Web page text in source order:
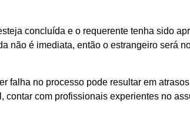
concluída e o requerente tenha sido
não é imediata, então o estrangeiro será
falha no processo pode resultar em
contar com profissionais experientes no